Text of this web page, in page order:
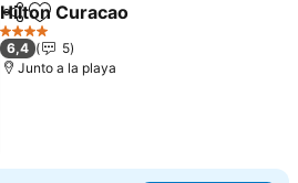
CompartirAgregar a favoritos
Hilton Curacao
4 Estrellas
6,4
5
Junto a la playa